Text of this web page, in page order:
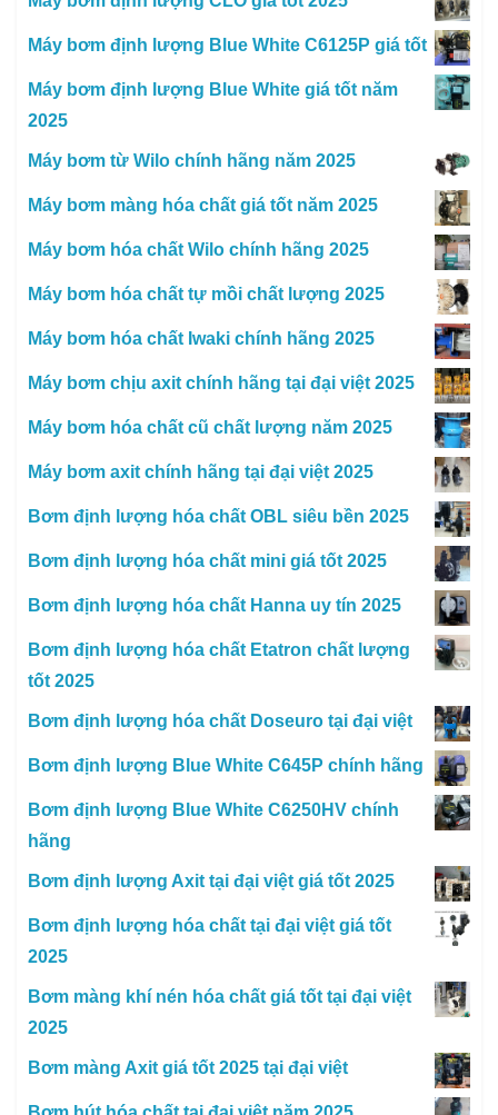
Máy bơm định lượng Blue White C6125P giá tốt
Máy bơm định lượng Blue White giá tốt năm
2025
Máy bơm từ Wilo chính hãng năm 2025
Máy bơm màng hóa chất giá tốt năm 2025
Máy bơm hóa chất Wilo chính hãng 2025
Máy bơm hóa chất tự mồi chất lượng 2025
Máy bơm hóa chất Iwaki chính hãng 2025
Máy bơm chịu axit chính hãng tại đại việt 2025
Máy bơm hóa chất cũ chất lượng năm 2025
Máy bơm axit chính hãng tại đại việt 2025
Bơm định lượng hóa chất OBL siêu bền 2025
Bơm định lượng hóa chất mini giá tốt 2025
Bơm định lượng hóa chất Hanna uy tín 2025
Bơm định lượng hóa chất Etatron chất lượng
tốt 2025
Bơm định lượng hóa chất Doseuro tại đại việt
Bơm định lượng Blue White C645P chính hãng
Bơm định lượng Blue White C6250HV chính
hãng
Bơm định lượng Axit tại đại việt giá tốt 2025
Bơm định lượng hóa chất tại đại việt giá tốt
2025
Bơm màng khí nén hóa chất giá tốt tại đại việt
2025
Bơm màng Axit giá tốt 2025 tại đại việt